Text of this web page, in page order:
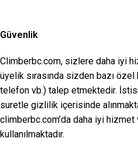
Güvenlik
Climberbc.com, sizlere daha iyi
üyelik sırasında sizden bazı
telefon vb.) talep etmektedir.
suretle gizlilik içerisinde
climberbc.com’da daha iyi
kullanılmaktadır.